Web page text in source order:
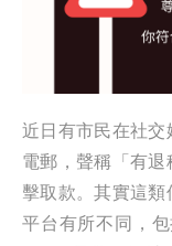
近日有市民在社交
電郵，聲稱「有
擊取款。其實這
平台有所不同，